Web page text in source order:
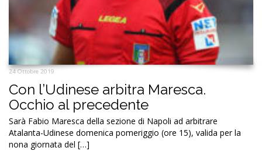
24 Ottobre 2019
Con l’Udinese arbitra Maresca.
Occhio al precedente
Sarà Fabio Maresca della sezione di Napoli ad arbitrare
Atalanta-Udinese domenica pomeriggio (ore 15), valida per la
nona giornata del […]